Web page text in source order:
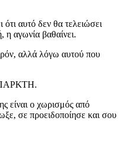
αυτό δεν θα τελειώσει
η αγωνία βαθαίνει.
αλλά λόγω αυτού που
είναι ο χωρισμός από
σε προειδοποίησε και σου